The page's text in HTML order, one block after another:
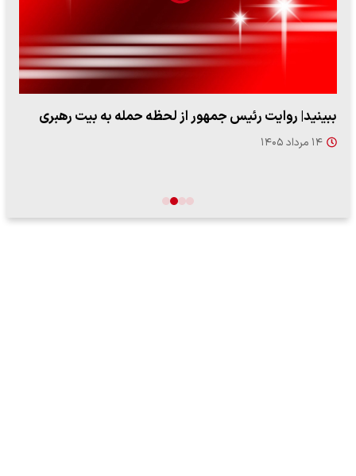
ببینید| روایت رئیس جمهور از لحظه حمله به بیت رهبری
۱۴ مرداد ۱۴۰۵